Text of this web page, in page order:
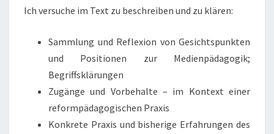
Ich versuche im Text zu beschreiben und zu klären:
Sammlung und Reflexion von Gesichtspunkten
und Positionen zur Medienpädagogik;
Begriffsklärungen
Zugänge und Vorbehalte – im Kontext einer
reformpädagogischen Praxis
Konkrete Praxis und bisherige Erfahrungen des